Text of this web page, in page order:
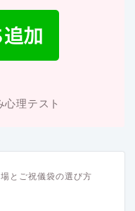
心理テスト
とご祝儀袋の選び方